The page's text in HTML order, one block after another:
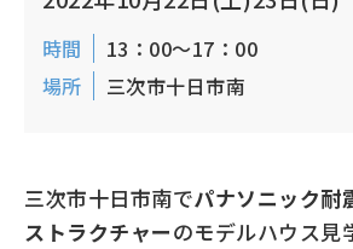
時間
13：00～17：00
場所
三次市十日市南
三次市十日市南でパナソニック耐
ストラクチャーのモデルハウス見